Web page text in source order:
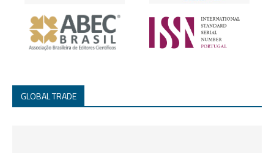
GLOBAL TRADE